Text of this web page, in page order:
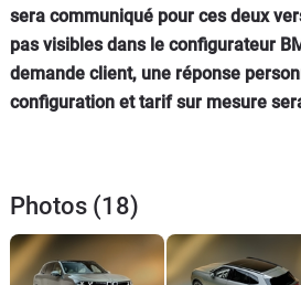
sera communiqué pour ces deux
pas visibles dans le configurateur
demande client, une réponse
configuration et tarif sur mesure
Photos (18)